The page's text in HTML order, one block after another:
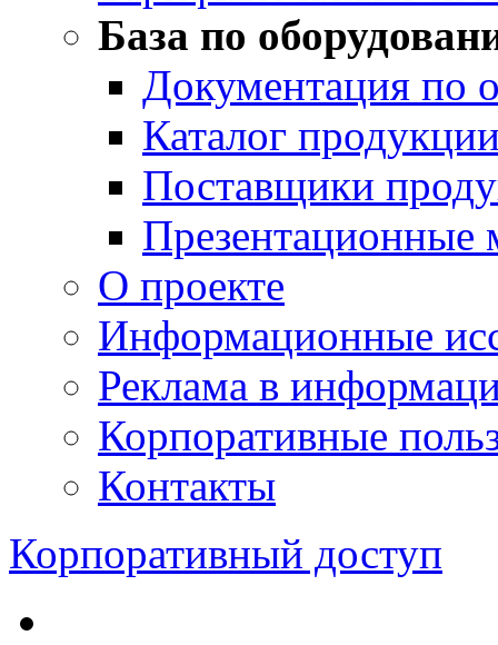
База по
Документация по
Каталог
Поставщики
Презентационные
О проекте
Информационные
Реклама в
Корпоративные
Контакты
Корпоративный доступ